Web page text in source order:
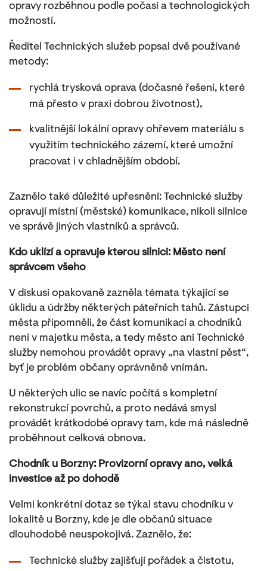
opravy rozběhnou podle počasí a technologických
možností.
Ředitel Technických služeb popsal dvě používané
metody:
rychlá trysková oprava (dočasné řešení, které
má přesto v praxi dobrou životnost),
kvalitnější lokální opravy ohřevem materiálu s
využitím technického zázemí, které umožní
pracovat i v chladnějším období.
Zaznělo také důležité upřesnění: Technické služby
opravují místní (městské) komunikace, nikoli silnice
ve správě jiných vlastníků a správců.
Kdo uklízí a opravuje kterou silnici: Město není
správcem všeho
V diskusi opakovaně zazněla témata týkající se
úklidu a údržby některých páteřních tahů. Zástupci
města připomněli, že část komunikací a chodníků
není v majetku města, a tedy město ani Technické
služby nemohou provádět opravy „na vlastní pěst“,
byť je problém občany oprávněně vnímán.
U některých ulic se navíc počítá s kompletní
rekonstrukcí povrchů, a proto nedává smysl
provádět krátkodobé opravy tam, kde má následně
proběhnout celková obnova.
Chodník u Borzny: Provizorní opravy ano, velká
investice až po dohodě
Velmi konkrétní dotaz se týkal stavu chodníku v
lokalitě u Borzny, kde je dle občanů situace
dlouhodobě neuspokojivá. Zaznělo, že:
Technické služby zajišťují pořádek a čistotu,